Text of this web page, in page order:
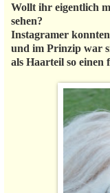
Wollt ihr eigentlich
sehen?
Instagramer konnten
und im Prinzip war
als Haarteil so einen